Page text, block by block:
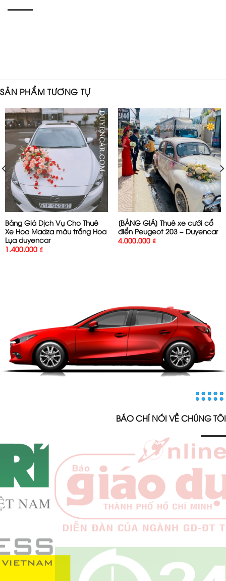
SẢN PHẨM TƯƠNG TỰ
Bảng Giá Dịch Vụ Cho Thuê
Xe Hoa Madza màu trắng Hoa
Lụa duyencar
1.400.000 ₫
[BẢNG GIÁ] Thuê xe cưới cổ
điển Peugeot 203 – Duyencar
4.000.000 ₫
BÁO CHÍ NÓI VỀ CHÚNG TÔI